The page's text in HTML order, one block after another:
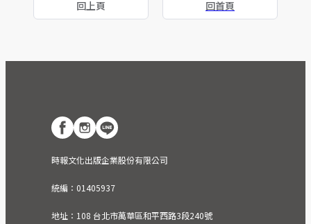
回上頁 回首頁
時報文化出版企業股份有限公司
統編：01405937
地址：108 台北市萬華區和平西路3段240號